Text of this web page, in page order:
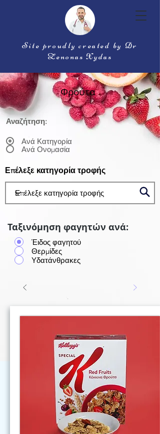
Site proudly created by Dr
Zenonas Xydas
Φρούτα
Αναζήτηση:
Ανά Κατηγορία
Ανά Ονομασία
Επέλεξε κατηγορία τροφής
Ταξινόμηση φαγητών ανά:
Έιδος φαγητού
Θερμίδες
Υδατάνθρακες